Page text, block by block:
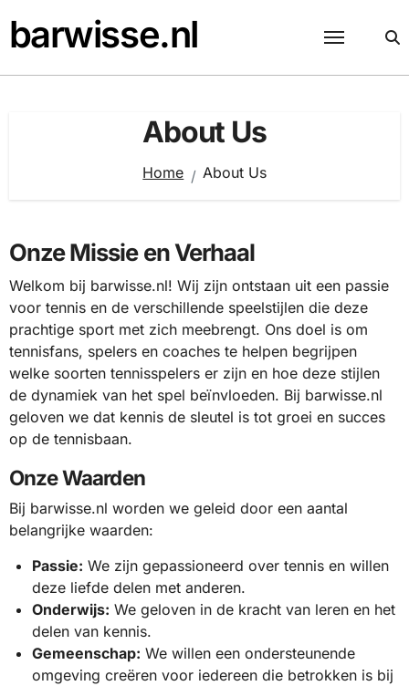
content
barwisse.nl
About Us
Home About Us
Onze Missie en Verhaal
Welkom bij barwisse.nl! Wij zijn ontstaan uit een passie
voor tennis en de verschillende speelstijlen die deze
prachtige sport met zich meebrengt. Ons doel is om
tennisfans, spelers en coaches te helpen begrijpen
welke soorten tennisspelers er zijn en hoe deze stijlen
de dynamiek van het spel beïnvloeden. Bij barwisse.nl
geloven we dat kennis de sleutel is tot groei en succes
op de tennisbaan.
Onze Waarden
Bij barwisse.nl worden we geleid door een aantal
belangrijke waarden:
Passie: We zijn gepassioneerd over tennis en willen
deze liefde delen met anderen.
Onderwijs: We geloven in de kracht van leren en het
delen van kennis.
Gemeenschap: We willen een ondersteunende
omgeving creëren voor iedereen die betrokken is bij